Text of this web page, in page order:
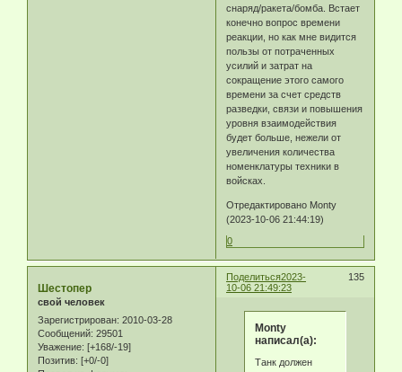
снаряд/ракета/бомба. Встает
конечно вопрос времени
реакции, но как мне видится
пользы от потраченных
усилий и затрат на
сокращение этого самого
времени за счет средств
разведки, связи и повышения
уровня взаимодействия
будет больше, нежели от
увеличения количества
номенклатуры техники в
войсках.
Отредактировано Monty
(2023-10-06 21:44:19)
0
Поделиться 135
2023-
10-06 21:49:23
Шестопер
свой человек
Зарегистрирован: 2010-03-28
Сообщений: 29501
Уважение: [+168/-19]
Позитив: [+0/-0]
Monty
написал(а):
Танк должен